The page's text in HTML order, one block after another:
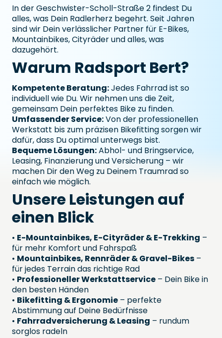
In der Geschwister-Scholl-Straße 2 findest Du
alles, was Dein Radlerherz begehrt. Seit Jahren
sind wir Dein verlässlicher Partner für E-Bikes,
Mountainbikes, Cityräder und alles, was
dazugehört.
Warum Radsport Bert?
Kompetente Beratung:Jedes Fahrrad ist so
individuell wie Du. Wir nehmen uns die Zeit,
gemeinsam Dein perfektes Bike zu finden.
Umfassender Service:Von der professionellen
Werkstatt bis zum präzisen Bikefitting sorgen wir
dafür, dass Du optimal unterwegs bist.
Bequeme Lösungen:Abhol- und Bringservice,
Leasing, Finanzierung und Versicherung – wir
machen Dir den Weg zu Deinem Traumrad so
einfach wie möglich.
Unsere Leistungen auf
einen Blick
• E-Mountainbikes, E-Cityräder & E-Trekking –
für mehr Komfort und Fahrspaß
• Mountainbikes, Rennräder & Gravel-Bikes –
für jedes Terrain das richtige Rad
• Professioneller Werkstattservice – Dein Bike in
den besten Händen
• Bikefitting & Ergonomie – perfekte
Abstimmung auf Deine Bedürfnisse
• Fahrradversicherung & Leasing – rundum
sorglos radeln